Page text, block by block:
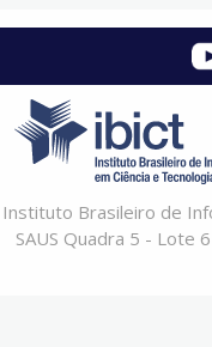
Instituto Brasileiro de
SAUS Quadra 5 - Lote